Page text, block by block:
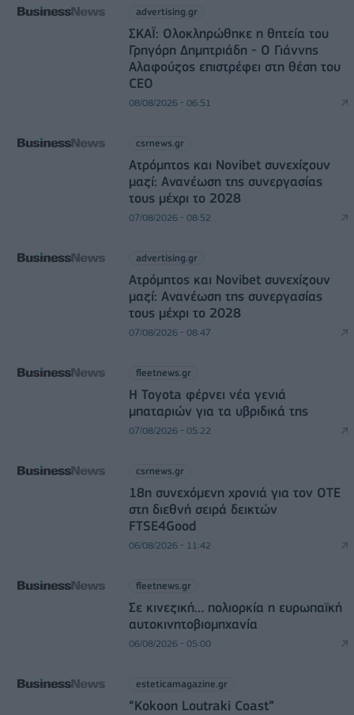
advertising.gr
ΣΚΑΪ: Ολοκληρώθηκε η θητεία του
Γρηγόρη Δημητριάδη - Ο Γιάννης
Αλαφούζος επιστρέφει στη θέση του
CEO
08/08/2026 - 06:51
csrnews.gr
Ατρόμητος και Novibet συνεχίζουν
μαζί: Ανανέωση της συνεργασίας
τους μέχρι το 2028
07/08/2026 - 08:52
advertising.gr
Ατρόμητος και Novibet συνεχίζουν
μαζί: Ανανέωση της συνεργασίας
τους μέχρι το 2028
07/08/2026 - 08:47
fleetnews.gr
Η Toyota φέρνει νέα γενιά
μπαταριών για τα υβριδικά της
07/08/2026 - 05:22
csrnews.gr
18η συνεχόμενη χρονιά για τον ΟΤΕ
στη διεθνή σειρά δεικτών
FTSE4Good
06/08/2026 - 11:42
fleetnews.gr
Σε κινεζική… πολιορκία η ευρωπαϊκή
αυτοκινητοβιομηχανία
06/08/2026 - 05:00
esteticamagazine.gr
“Kokoon Loutraki Coast”